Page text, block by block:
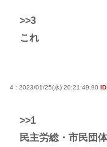
>>3
これ
4 : 2023/01/25(水) 20:21:49.90
>>1
民主労総・市民団